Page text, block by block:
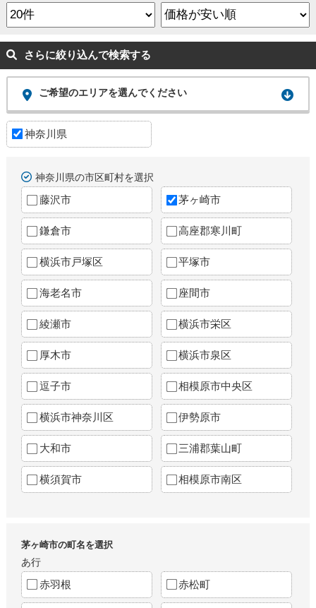
さらに絞り込んで検索する
ご希望のエリアを選んでください
神奈川県
神奈川県の市区町村を選択
藤沢市 茅ヶ崎市
鎌倉市 高座郡寒川町
横浜市戸塚区 平塚市
海老名市 座間市
綾瀬市 横浜市栄区
厚木市 横浜市泉区
逗子市 相模原市中央区
横浜市神奈川区 伊勢原市
大和市 三浦郡葉山町
横須賀市 相模原市南区
茅ヶ崎市の町名を選択
あ行
赤羽根 赤松町